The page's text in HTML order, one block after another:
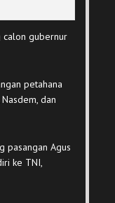
calon gubernur
petahana
dan
pasangan Agus
ke TNI,